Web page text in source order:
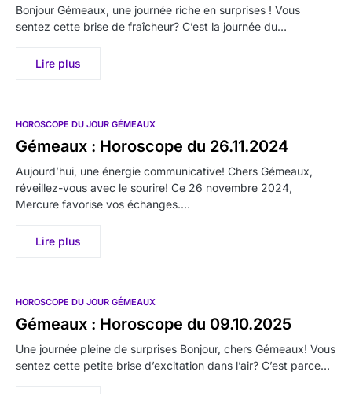
Bonjour Gémeaux, une journée riche en surprises ! Vous
sentez cette brise de fraîcheur? C’est la journée du…
Lire plus
HOROSCOPE DU JOUR GÉMEAUX
Gémeaux : Horoscope du 26.11.2024
Aujourd’hui, une énergie communicative! Chers Gémeaux,
réveillez-vous avec le sourire! Ce 26 novembre 2024,
Mercure favorise vos échanges.…
Lire plus
HOROSCOPE DU JOUR GÉMEAUX
Gémeaux : Horoscope du 09.10.2025
Une journée pleine de surprises Bonjour, chers Gémeaux! Vous
sentez cette petite brise d’excitation dans l’air? C’est parce…